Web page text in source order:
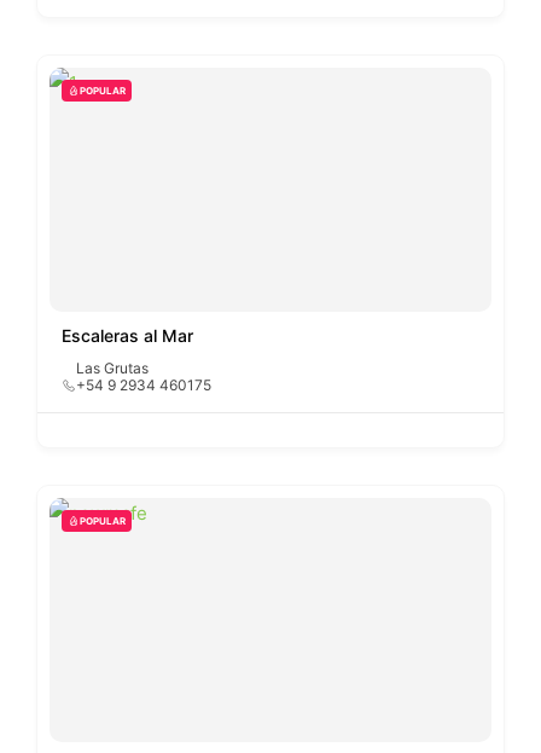
POPULAR
Escaleras al Mar
Las Grutas
+54 9 2934 460175
POPULAR